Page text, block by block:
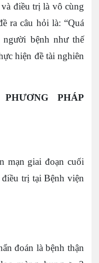
và điều trị là vô cùng
ra câu hỏi là: “Quá
bệnh như thế
hiện đề tài nghiên
PHÁP
mạn giai đoạn cuối
trị tại Bệnh viện
đoán là bệnh thận